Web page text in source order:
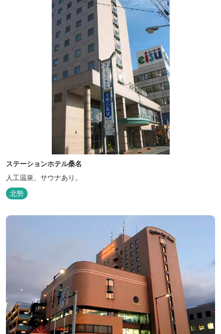
ステーションホテル桑名
人工温泉、サウナあり。
北勢